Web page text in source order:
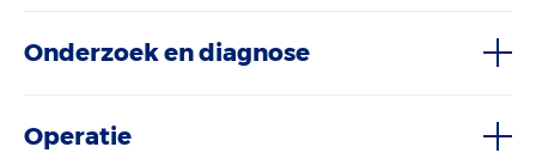
Onderzoek en diagnose
Operatie